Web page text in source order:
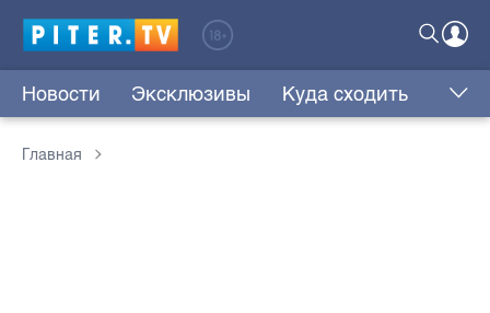
Новости Эксклюзивы Куда сходить
Главная